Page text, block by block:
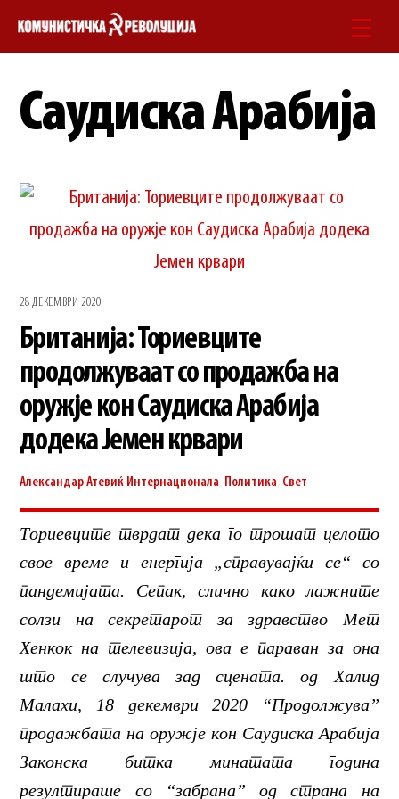
Skip
Саудиска Арабија
28 ДЕКЕМВРИ 2020
Британија: Ториевците
продолжуваат со продажба на
оружје кон Саудиска Арабија
додека Јемен крвари
Александар Атевиќ Интернационала Политика Свет
Ториевците тврдат дека го трошат целото
свое време и енергија „справувајќи се“ со
пандемијата. Сепак, слично како лажните
солзи на секретарот за здравство Мет
Хенкок на телевизија, ова е параван за она
што се случува зад сцената. од Халид
Малахи, 18 декември 2020 “Продолжува”
продажбата на оружје кон Саудиска Арабија
Законска битка минатата година
резултираше со “забрана” од страна на